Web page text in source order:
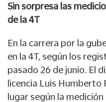
Sin sorpresa las
de la 4T
En la carrera por la
en la 4T, según los
pasado 26 de junio. El
licencia Luis Humberto
lugar según la